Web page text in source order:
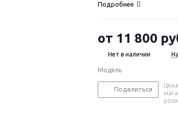
Подробнее
от 11 800
Нет в наличии
Модель
Поделиться